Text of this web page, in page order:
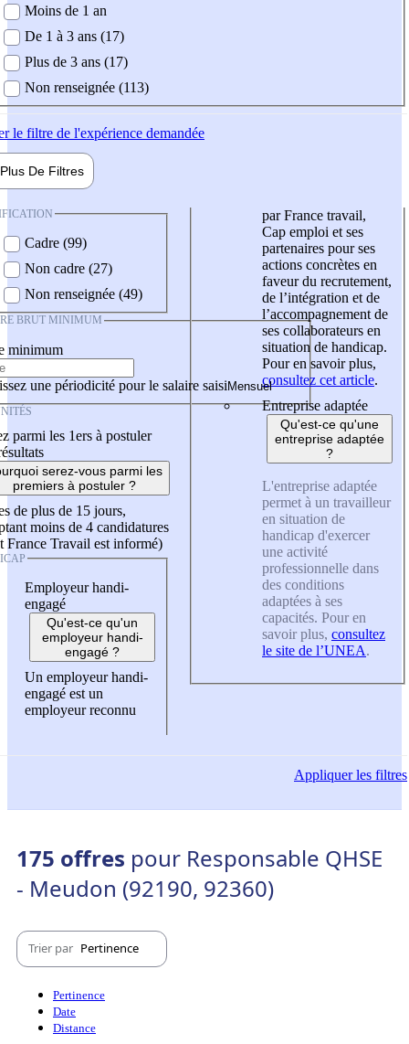
demandée
Moins de 1 an
De 1 à 3 ans (17)
Plus de 3 ans (17)
Non renseignée (113)
le filtre de l'expérience demandée
Plus De Filtres
Cadre (99)
Non cadre (27)
Non renseignée (49)
BRUT MINIMUM
minimum
une périodicité pour le salaire saisi
parmi les 1ers à postuler
serez-vous parmi les
premiers à postuler ?
de plus de 15 jours,
moins de 4 candidatures
France Travail est informé)
Employeur handi-
engagé
Qu'est-ce qu'un
employeur handi-
engagé ?
Un employeur handi-
engagé est un
employeur reconnu
par France travail,
Cap emploi et ses
partenaires pour ses
actions concrètes en
faveur du recrutement,
de l’intégration et de
l’accompagnement de
ses collaborateurs en
situation de handicap.
Pour en savoir plus,
consultez cet article.
Entreprise adaptée
Qu'est-ce qu'une
entreprise adaptée
?
L'entreprise adaptée
permet à un travailleur
en situation de
handicap d'exercer
une activité
professionnelle dans
des conditions
adaptées à ses
capacités. Pour en
savoir plus, consultez
le site de l’UNEA.
Appliquerles filtres
175 offres pour Responsable QHSE
- Meudon (92190, 92360)
Trier par Pertinence
Pertinence
Date
Distance